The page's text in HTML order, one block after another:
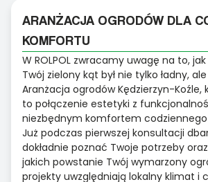
ARANŻACJA OGRODÓW DLA
KOMFORTU
W ROLPOL zwracamy uwagę na to,
Twój zielony kąt był nie tylko ładny,
Aranżacja ogrodów Kędzierzyn-
to połączenie estetyki z
niezbędnym komfortem
Już podczas pierwszej konsultacji
dokładnie poznać Twoje potrzeby
jakich powstanie Twój wymarzony
projekty uwzględniają lokalny klimat i